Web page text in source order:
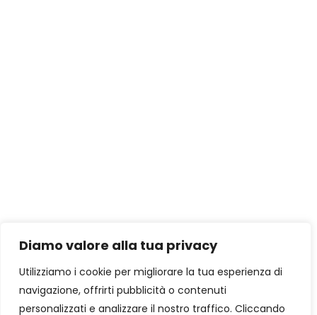
Diamo valore alla tua privacy
Utilizziamo i cookie per migliorare la tua esperienza di
navigazione, offrirti pubblicità o contenuti
personalizzati e analizzare il nostro traffico. Cliccando